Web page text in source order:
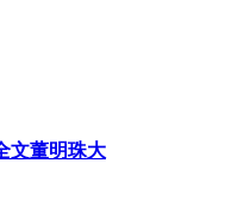
文董明珠大